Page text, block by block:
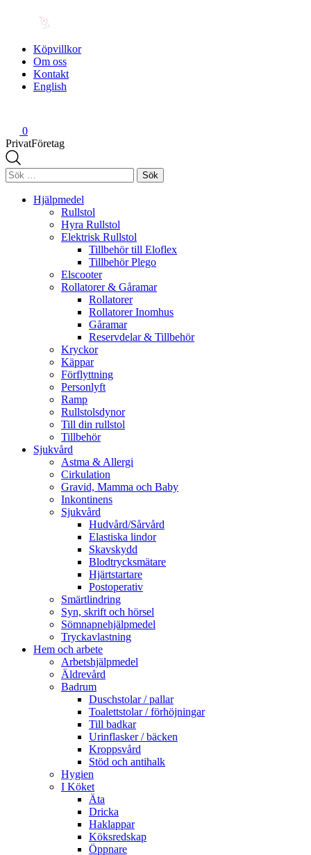
Köpvillkor
Om oss
Kontakt
English
0
PrivatFöretag
Sök
efter:
Hjälpmedel
Rullstol
Hyra Rullstol
Elektrisk Rullstol
Tillbehör till Eloflex
Tillbehör Plego
Elscooter
Rollatorer & Gåramar
Rollatorer
Rollatorer Inomhus
Gåramar
Reservdelar & Tillbehör
Kryckor
Käppar
Förflyttning
Personlyft
Ramp
Rullstolsdynor
Till din rullstol
Tillbehör
Sjukvård
Astma & Allergi
Cirkulation
Gravid, Mamma och Baby
Inkontinens
Sjukvård
Hudvård/Sårvård
Elastiska lindor
Skavskydd
Blodtrycksmätare
Hjärtstartare
Postoperativ
Smärtlindring
Syn, skrift och hörsel
Sömnapnehjälpmedel
Tryckavlastning
Hem och arbete
Arbetshjälpmedel
Äldrevård
Badrum
Duschstolar / pallar
Toalettstolar / förhöjningar
Till badkar
Urinflasker / bäcken
Kroppsvård
Stöd och antihalk
Hygien
I Köket
Äta
Dricka
Haklappar
Köksredskap
Öppnare